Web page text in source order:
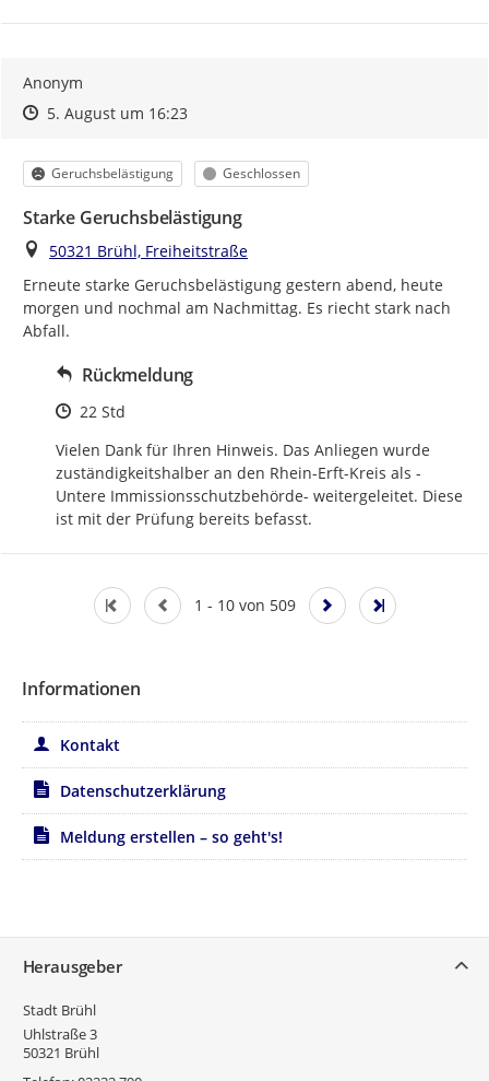
Anonym
Zeitpunkt des Erstellens
Zeitpunkt des Erstellens
5. August um 16:23Zur Äußerung
Kategorie
Geruchsbelästigung Status
Geschlossen
Starke Geruchsbelästigung
Ort
50321 Brühl, Freiheitstraße
Erneute starke Geruchsbelästigung gestern abend, heute
morgen und nochmal am Nachmittag. Es riecht stark nach
Abfall.
Rückmeldung
Zeitpunkt des Erstellens
22 Std
Vielen Dank für Ihren Hinweis. Das Anliegen wurde
zuständigkeitshalber an den Rhein-Erft-Kreis als -
Untere Immissionsschutzbehörde- weitergeleitet. Diese
ist mit der Prüfung bereits befasst.
1 - 10 von 509
Informationen
Kontakt
Datenschutzerklärung
Meldung erstellen – so geht's!
Herausgeber
Stadt Brühl
Uhlstraße 3
50321 Brühl